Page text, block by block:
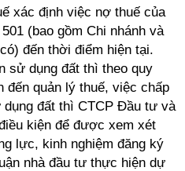
xác định việc nợ thuế của
(bao gồm Chi nhánh và
đến thời điểm hiện tại.
sử dụng đất thì theo quy
đến quản lý thuế, việc chấp
đất thì CTCP Đầu tư và
kiện để được xem xét
lực, kinh nghiệm đăng ký
nhà đầu tư thực hiện dự